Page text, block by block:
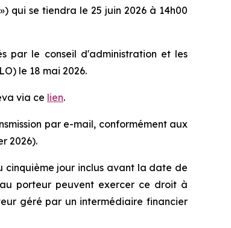
qui se tiendra le 25 juin 2026 à 14h00
par le conseil d'administration et les
le 18 mai 2026.
via ce lien.
par e-mail, conformément aux
2026).
cinquième jour inclus avant la date de
porteur peuvent exercer ce droit à
géré par un intermédiaire financier